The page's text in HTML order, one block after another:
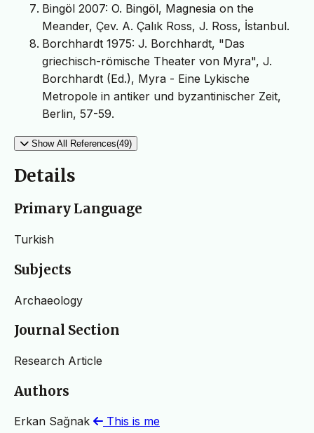
Bingöl 2007: O. Bingöl, Magnesia on the
Meander, Çev. A. Çalık Ross, J. Ross, İstanbul.
Borchhardt 1975: J. Borchhardt, "Das
griechisch-römische Theater von Myra", J.
Borchhardt (Ed.), Myra - Eine Lykische
Metropole in antiker und byzantinischer Zeit,
Berlin, 57-59.
Show All References(49)
Details
Primary Language
Turkish
Subjects
Archaeology
Journal Section
Research Article
Authors
Erkan Sağnak
This is me